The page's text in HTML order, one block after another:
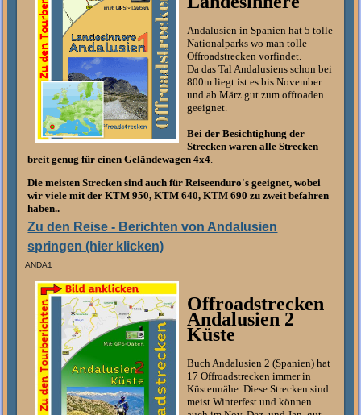
Andalusien in Spanien hat 5 tolle
Nationalparks wo man tolle
Offroadstrecken vorfindet.
Da das Tal Andalusiens schon bei
800m liegt ist es bis November
und ab März gut zum offroaden
geeignet.
Bei der Besichtighung der
Strecken waren alle Strecken
breit genug für einen Geländewagen 4x4.
Die meisten Strecken sind auch für Reiseenduro's geeignet, wobei
wir viele mit der KTM 950, KTM 640, KTM 690 zu zweit befahren
haben..
Zu den Reise - Berichten von Andalusien
springen (hier klicken)
ANDA1
Offroadstrecken
Andalusien 2
Küste
Buch Andalusien 2 (Spanien) hat
17 Offroadstrecken immer in
Küstennähe. Diese Strecken sind
meist Winterfest und können